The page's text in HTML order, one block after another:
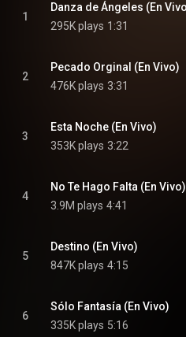
1
Danza de Ángeles (En
295K plays 1:31
2
Pecado Orginal (En Vivo)
476K plays 3:31
3
Esta Noche (En Vivo)
353K plays 3:22
4
No Te Hago Falta (En Vivo)
3.9M plays 4:41
5
Destino (En Vivo)
847K plays 4:15
6
Sólo Fantasía (En Vivo)
335K plays 5:16